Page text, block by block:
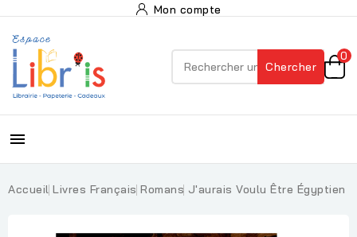
Mon compte
Chercher
0

Accueil Livres Français Romans J'aurais Voulu Être Égyptien